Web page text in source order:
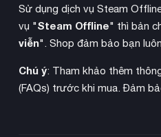
Khủng long trong game thể
bơi lặn vào vùng nước sâu
giao tiếp và phản ứng với thế
Sử dụng dịch vụ Steam
vụ "Steam Offline" thì bản
viễn". Shop đảm bảo bạn
Chú ý: Tham khảo thêm
(FAQs) trước khi mua. Đảm